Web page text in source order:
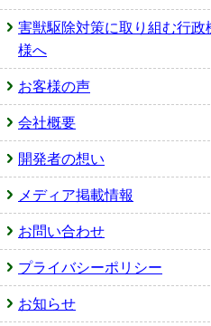
害獣駆除対策に取り組む行
様へ
お客様の声
会社概要
開発者の想い
メディア掲載情報
お問い合わせ
プライバシーポリシー
お知らせ